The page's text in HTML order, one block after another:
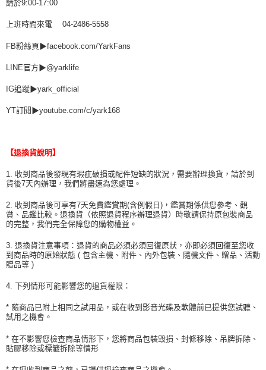
請於9:00-17:00
上班時間來電 04-2486-5558
FB粉絲頁▶facebook.com/YarkFans
LINE官方▶@yarklife
IG追蹤▶yark_official
YT訂閱▶youtube.com/c/yark168
【退換貨說明】
1. 收到商品後發現有瑕疵破損或配件短缺的狀況，需要辦理換貨，請於到
貨後7天內辦理，我們將盡速為您處理。
2. 收到商品後可享有7天免費鑑賞期(含例假日)，鑑賞期係供您參考、觀
賞、品鑑比較。退換貨（依照退貨程序辦理退貨）時敬請保持原包裝商品
的完整，我們完全保障您的購物權益。
3. 退換貨注意事項：退貨的商品必須必須回復原狀，亦即必須回復至您收
到商品時的原始狀態 ( 包含主機、附件、內外包裝、隨機文件、贈品、活動
贈品等 )
4. 下列情形可能影響您的退貨權限：
* 隨商品已附上相同之試用品，或在收到影音光碟及軟體前已提供您試聽、
試用之機會。
* 在不影響您檢查商品情形下，您將商品包裝毀損、封條移除、吊牌拆除、
貼膠移除或標籤拆除等情形